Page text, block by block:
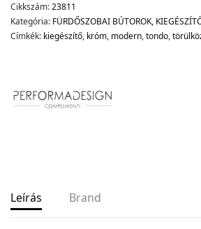
Cikkszám:23811
Kategória: FÜRDŐSZOBAI BÚTOROK,
Címkék: kiegészítő, króm, modern,tondo,
Leírás Brand
Garancia érvényesítése
Általános Szerződési Feltételek
Copyright © 2021Premium WordPress Themes